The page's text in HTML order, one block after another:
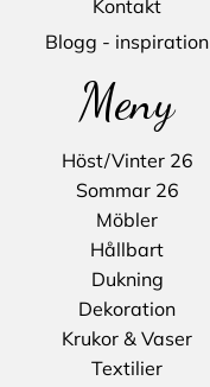
Kontakt
Blogg - inspiration
Meny
Höst/Vinter 26
Sommar 26
Möbler
Hållbart
Dukning
Dekoration
Krukor & Vaser
Textilier